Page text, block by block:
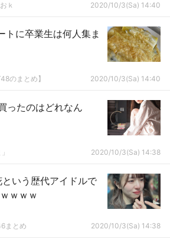
ｋ 2020/10/3(Sa) 14:40
トに卒業生は何人集ま
のまとめ】 2020/10/3(Sa) 14:40
ったのはどれなん
2020/10/3(Sa) 14:38
いう歴代アイドルで
ｗｗｗ
まとめ 2020/10/3(Sa) 14:38